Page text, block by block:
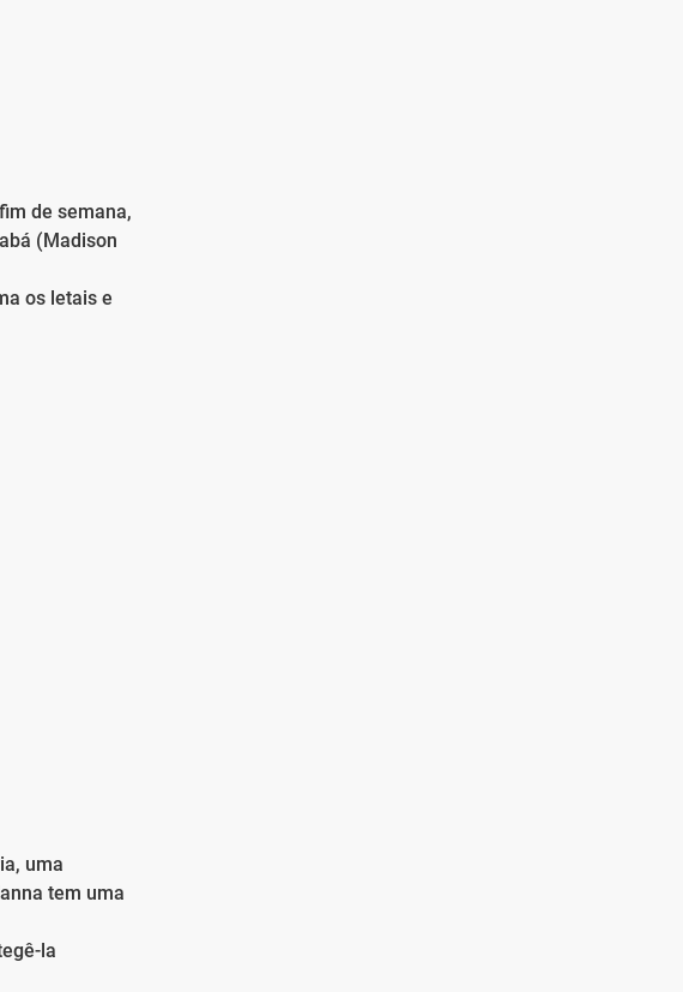
de semana,
(Madison
os letais e
uma
tem uma
la